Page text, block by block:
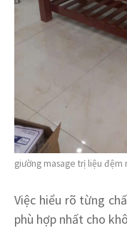
giường masage trị liệu đệm
Việc hiểu rõ từng
phù hợp nhất cho